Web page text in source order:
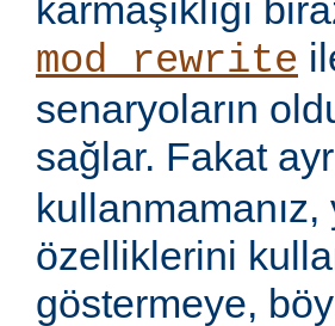
karmaşıklığı
mod_rewrite
senaryoların
sağlar. Fakat
özelliklerini
göstermeye,